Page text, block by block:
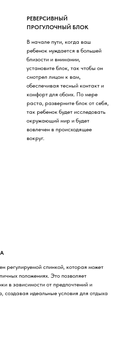
В начале пути, когда ваш
ребенок нуждается в большей
близости и внимании,
установите блок, так чтобы он
смотрел лицом к вам,
обеспечивая тесный контакт и
комфорт для обоих. По мере
раста, разверните блок от себя,
так ребенок будет исследовать
окружающий мир и будет
вовлечен в происходящее
вокруг.
РЕВЕРСИВНЫЙ
ПРОГУЛОЧНЫЙ БЛОК
регулируемой спинкой, которая может
положениях. Это позволяет
в зависимости от предпочтений и
создавая идеальные условия для отдыха